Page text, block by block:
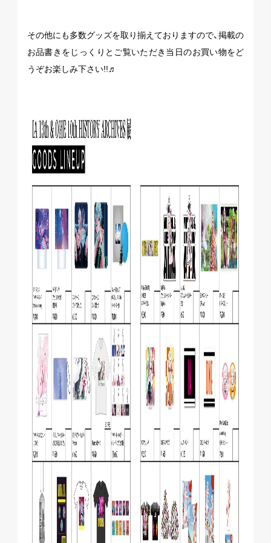
その他にも多数グッズを取り揃えておりますので、掲載の
お品書きをじっくりとご覧いただき当日のお買い物をど
うぞお楽しみ下さい!!♬